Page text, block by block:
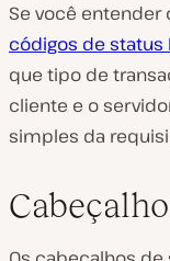
Se você
códigos de status
que tipo de
cliente e o
simples da